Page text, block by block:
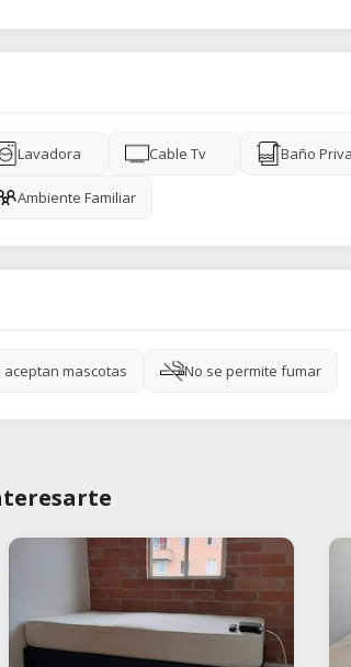
Lavadora Cable Tv Baño
Ambiente Familiar
aceptan mascotas No se permite fumar